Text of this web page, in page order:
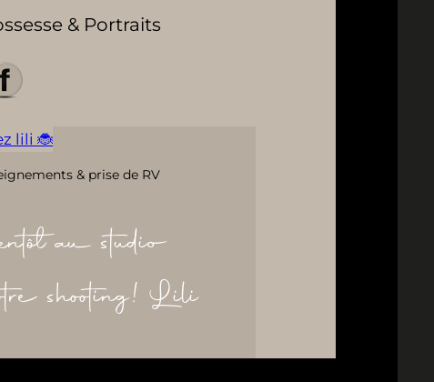
& Portraits
lili 🐞
& prise de RV
au studio
shooting! Lili